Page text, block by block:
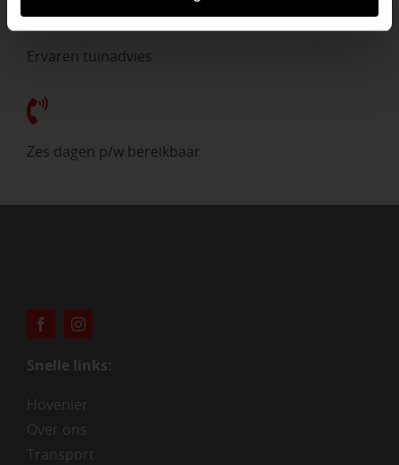
Ervaren tuinadvies
Zes dagen p/w bereikbaar
Snelle links:
Hovenier
Over ons
Transport